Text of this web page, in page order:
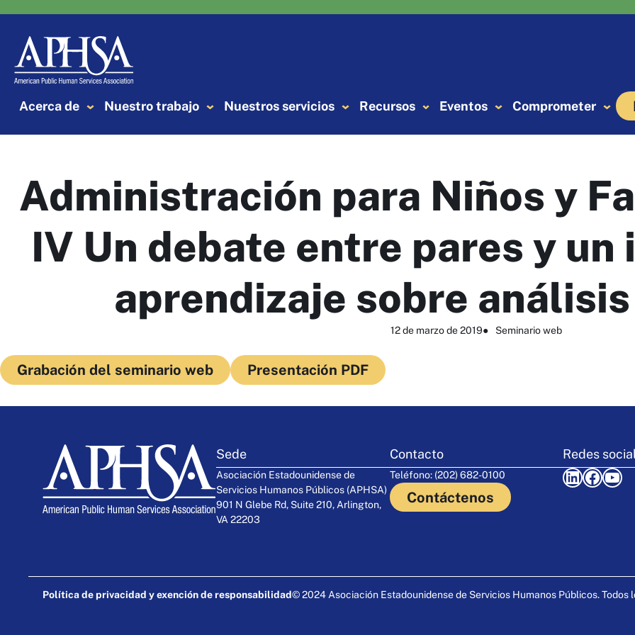
contenido
Acerca de Nuestro trabajo Nuestros servicios Recursos Eventos Comprometer
Administración para Niños y
IV Un debate entre pares y
aprendizaje sobre
12 de marzo de 2019● Seminario web
Grabación del seminario web Presentación PDF
Sede
Asociación Estadounidense de
Servicios Humanos Públicos (APHSA)
901 N Glebe Rd, Suite 210, Arlington,
VA 22203
Contacto
Teléfono: (202) 682-0100
Contáctenos
Redes
LinkedIn Facebook YouTube
Política de privacidad y exención de responsabilidad© 2024 Asociación Estadounidense de Servicios Humanos Públicos. Todos